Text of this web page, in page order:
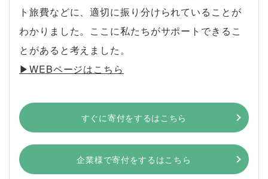
ト旅費などに、適切に振り分けられていることが
わかりました。ここに私たちがサポートできるこ
とがあると考えました。
▶︎WEBページはこちら
すぐに寄付をするはこちら
企業様で寄付をするはこちら